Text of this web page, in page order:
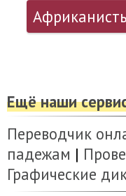
Ещё наши
Переводчик
падежам |
Графические